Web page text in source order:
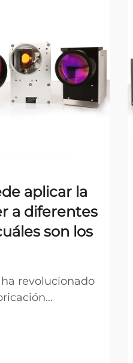
aplicar la
a diferentes
son los
revolucionado
en la